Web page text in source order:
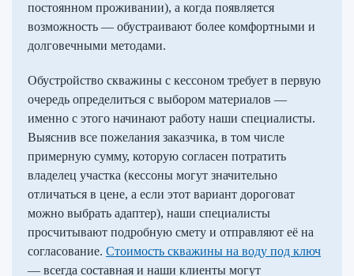
постоянном проживании), а когда появляется
возможность — обустраивают более комфортными и
долговечными методами.
Обустройство скважины с кессоном требует в первую
очередь определиться с выбором материалов —
именно с этого начинают работу наши специалисты.
Выяснив все пожелания заказчика, в том числе
примерную сумму, которую согласен потратить
владелец участка (кессоны могут значительно
отличаться в цене, а если этот вариант дороговат
можно выбрать адаптер), наши специалисты
просчитывают подробную смету и отправляют её на
согласование. Стоимость скважины на воду под ключ
— всегда составная и наши клиенты могут